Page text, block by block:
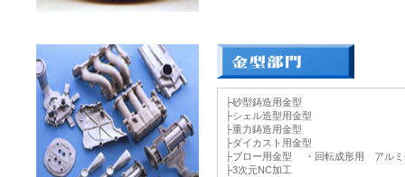
├砂型鋳造用金型
├シェル造型用金型
├重力鋳造用金型
├ダイカスト用金型
├ブロー用金型 ・回転成形用 アルミ
├3次元NC加工